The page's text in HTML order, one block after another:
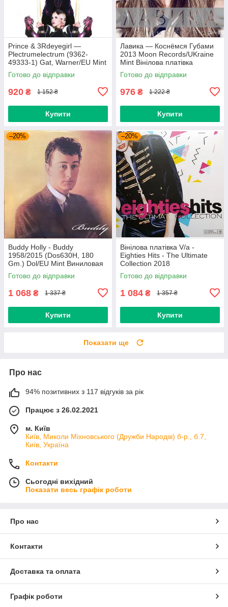
Prince & 3Rdeyegirl —
Plectrumelectrum (9362-
49333-1) Gat, Warner/EU Mint
Вінілова платівка (art.220362)
Готово до відправки
920 ₴ 1 152 ₴
Купити
Лавика — Коснёмся Губами
2013 Moon Records/UKraine
Mint Вінілова платівка
(art.221702)
Готово до відправки
976 ₴ 1 222 ₴
Купити
–20%
Buddy Holly - Buddy
1958/2015 (Dos630H, 180
Gm.) Dol/EU Mint Виниловая
пластинка (art.234454)
Готово до відправки
1 068 ₴ 1 337 ₴
Купити
–20%
Вінілова платівка V/a -
Eighties Hits - The Ultimate
Collection 2018
(0190758737713) Sony
Music/EU Mint
Готово до відправки
1 084 ₴ 1 357 ₴
Купити
Показати ще
Про нас
94% позитивних з 117 відгуків за рік
Працює з 26.02.2021
м. Київ
Київ, Миколи Міхновського (Дружби Народів) б-р., б.7,
Київ, Україна
Контакти
Сьогодні вихідний
Показати весь графік роботи
Про нас
Контакти
Доставка та оплата
Графік роботи